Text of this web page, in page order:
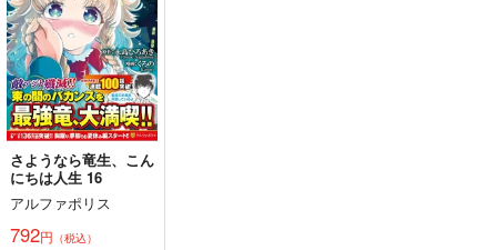
これが恋かしら（1～
3巻合本版）
狛江サロン
専売 1,887円（税込）
その他
クルーウェル×女監督生
サンプル
カート
さようなら竜生、こん
にちは人生 16
アルファポリス
792円 （税込）